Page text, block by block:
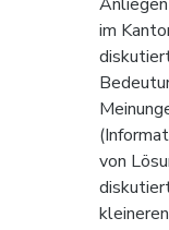
im
von